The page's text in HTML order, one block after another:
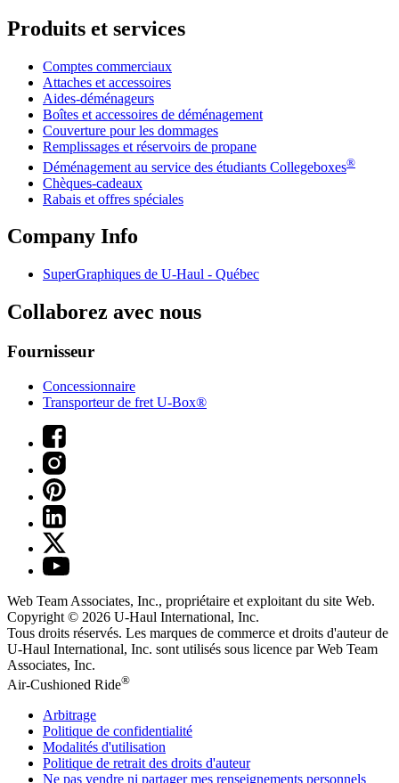
Produits et services
Comptes commerciaux
Attaches et accessoires
Aides-déménageurs
Boîtes et accessoires de déménagement
Couverture pour les dommages
Remplissages et réservoirs de propane
Déménagement au service des étudiants Collegeboxes®
Chèques-cadeaux
Rabais et offres spéciales
Company Info
SuperGraphiques de U-Haul - Québec
Collaborez avec nous
Fournisseur
Concessionnaire
Transporteur de fret U-Box®
Web Team Associates, Inc., propriétaire et exploitant du site Web.
Copyright © 2026 U-Haul International, Inc.
Tous droits réservés. Les marques de commerce et droits d'auteur de
U-Haul International, Inc. sont utilisés sous licence par Web Team
Associates, Inc.
Air-Cushioned Ride®
Arbitrage
Politique de confidentialité
Modalités d'utilisation
Politique de retrait des droits d'auteur
Ne pas vendre ni partager mes renseignements personnels